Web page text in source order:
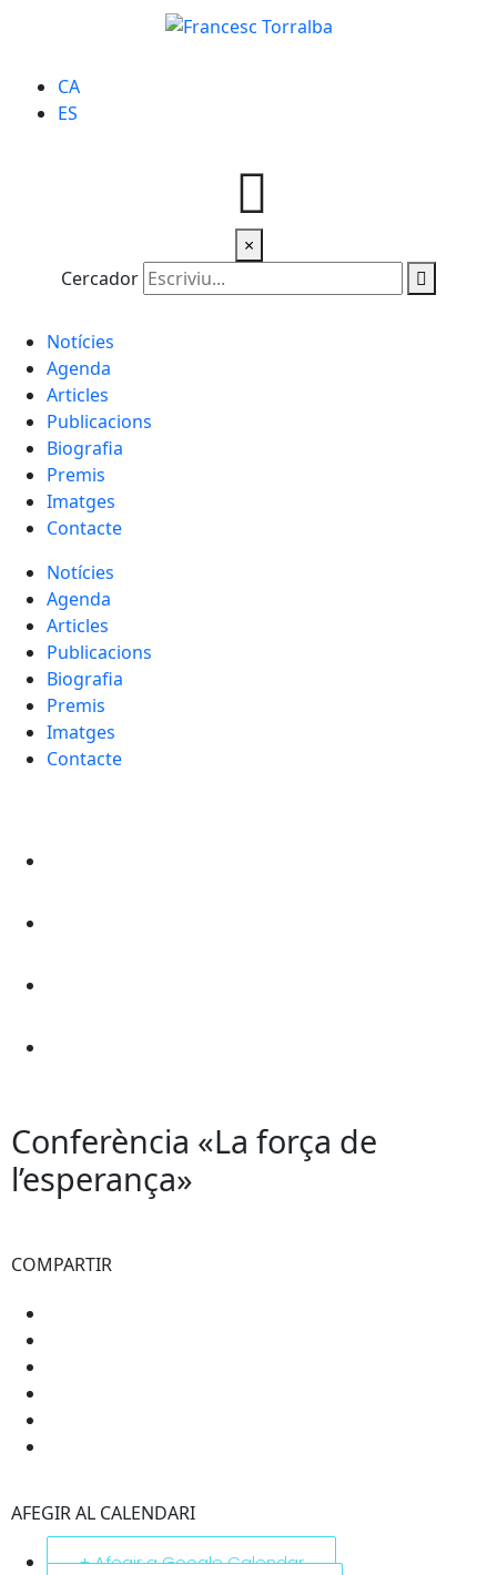
CA
ES
×
Cercador
Notícies
Agenda
Articles
Publicacions
Biografia
Premis
Imatges
Contacte
Notícies
Agenda
Articles
Publicacions
Biografia
Premis
Imatges
Contacte
Conferència «La força de
l’esperança»
COMPARTIR
AFEGIR AL CALENDARI
+ Afegir a Google Calendar